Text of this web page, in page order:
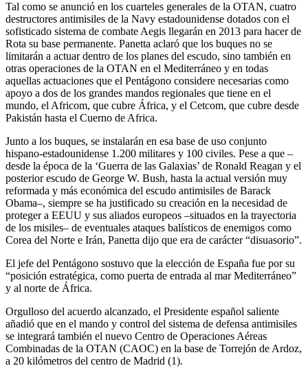
Tal como se anunció en los cuarteles generales de la OTAN, cuatro
destructores antimisiles de la Navy estadounidense dotados con el
sofisticado sistema de combate Aegis llegarán en 2013 para hacer de
Rota su base permanente. Panetta aclaró que los buques no se
limitarán a actuar dentro de los planes del escudo, sino también en
otras operaciones de la OTAN en el Mediterráneo y en todas
aquellas actuaciones que el Pentágono considere necesarias como
apoyo a dos de los grandes mandos regionales que tiene en el
mundo, el Africom, que cubre África, y el Cetcom, que cubre desde
Pakistán hasta el Cuerno de Africa.
Junto a los buques, se instalarán en esa base de uso conjunto
hispano-estadounidense 1.200 militares y 100 civiles. Pese a que –
desde la época de la ‘Guerra de las Galaxias’ de Ronald Reagan y el
posterior escudo de George W. Bush, hasta la actual versión muy
reformada y más económica del escudo antimisiles de Barack
Obama–, siempre se ha justificado su creación en la necesidad de
proteger a EEUU y sus aliados europeos –situados en la trayectoria
de los misiles– de eventuales ataques balísticos de enemigos como
Corea del Norte e Irán, Panetta dijo que era de carácter “disuasorio”.
El jefe del Pentágono sostuvo que la elección de España fue por su
“posición estratégica, como puerta de entrada al mar Mediterráneo”
y al norte de África.
Orgulloso del acuerdo alcanzado, el Presidente español saliente
añadió que en el mando y control del sistema de defensa antimisiles
se integrará también el nuevo Centro de Operaciones Aéreas
Combinadas de la OTAN (CAOC) en la base de Torrejón de Ardoz,
a 20 kilómetros del centro de Madrid (1).